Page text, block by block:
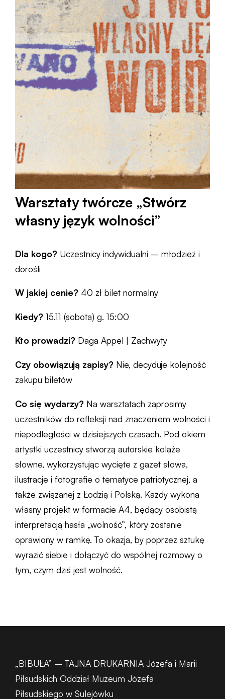
Warsztaty twórcze „Stwórz
własny język wolności”
Dla kogo? Uczestnicy indywidualni – młodzież i
dorośli
W jakiej cenie? 40 zł bilet normalny
Kiedy? 15.11 (sobota) g. 15:00
Kto prowadzi? Daga Appel | Zachwyty
Czy obowiązują zapisy? Nie, decyduje kolejność
zakupu biletów
Co się wydarzy? Na warsztatach zaprosimy
uczestników do refleksji nad znaczeniem wolności i
niepodległości w dzisiejszych czasach. Pod okiem
artystki uczestnicy stworzą autorskie kolaże
słowne, wykorzystując wycięte z gazet słowa,
ilustracje i fotografie o tematyce patriotycznej, a
także związanej z Łodzią i Polską. Każdy wykona
własny projekt w formacie A4, będący osobistą
interpretacją hasła „wolność”, który zostanie
oprawiony w ramkę. To okazja, by poprzez sztukę
wyrazić siebie i dołączyć do wspólnej rozmowy o
tym, czym dziś jest wolność.
„BIBUŁA” – TAJNA DRUKARNIA Józefa i Marii
Piłsudskich Oddział Muzeum Józefa
Piłsudskiego w Sulejówku